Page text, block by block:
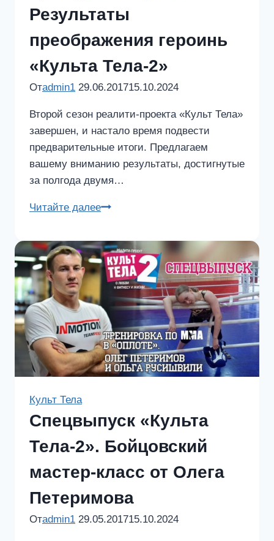
Дворядкиным
Результаты
преображения героинь
«Культа Тела-2»
Отadmin1 29.06.201715.10.2024
Второй сезон реалити-проекта «Культ Тела»
завершен, и настало время подвести
предварительные итоги. Предлагаем
вашему вниманию результаты, достигнутые
за полгода двумя…
Читайте далееЦель
Результаты
преображения
героинь
«Культа
Тела-2»
Культ Тела
Спецвыпуск «Культа
Тела-2». Бойцовский
мастер-класс от Олега
Петеримова
Отadmin1 29.05.201715.10.2024